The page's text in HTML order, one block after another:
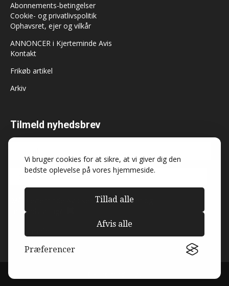
Vi bruger cookies for at sikre, at vi giver dig den
bedste oplevelse på vores hjemmeside.
Tillad alle
Afvis alle
Præferencer
Abonnements-betingelser
Cookie- og privatlivspolitik
Ophavsret, ejer og vilkår
ANNONCER i Kjerteminde Avis
Kontakt
Frikøb artikel
Arkiv
Tilmeld nyhedsbrev
Må Kjerteminde Avis sende dig nyheder og
markedsføring?